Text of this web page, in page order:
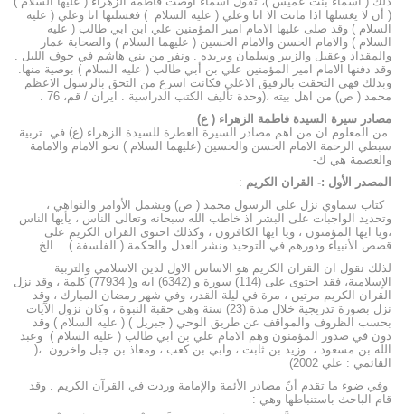
( أن لا يغسلها اذا ماتت الا انا وعلي ( عليه السلام ) فغسلتها انا وعلي ( عليه
السلام ) وقد صلى عليها الامام امير المؤمنين علي ابن ابي طالب ( عليه
السلام ) والامام الحسن والامام الحسين ( عليهما السلام ) والصحابة عمار
والمقداد وعقيل والزبير وسلمان وبريده . ونفر من بني هاشم في جوف الليل .
وقد دفنها الامام امير المؤمنين علي بن أبي طالب ( عليه السلام ) بوصية منها.
وبذلك فهي التحقت بالرفيق الاعلى فكانت اسرع من التحق بالرسول الاعظم
محمد ( ص) من اهل بيته ،(وحدة تأليف الكتب الدراسية . ايران / قم، 76 .
مصادر سيرة السيدة فاطمة الزهراء ( ع)
من المعلوم ان من اهم مصادر السيرة العطرة للسيدة الزهراء (ع) في تربية
سبطي الرحمة الامام الحسن والحسين (عليهما السلام ) نحو الامام والامامة
والعصمة هي ك-
المصدر الأول :- القران الكريم :-
كتاب سماوي نزل على الرسول محمد ( ص) ويشمل الأوامر والنواهي ،
وتحديد الواجبات على البشر اذ خاطب الله سبحانه وتعالى الناس ، يأيها الناس
،ويا ايها المؤمنون ، ويا ايها الكافرون ، وكذلك احتوى القران الكريم على
قصص الأنبياء ودورهم في التوحيد ونشر العدل والحكمة ( الفلسفة )… الخ
لذلك نقول ان القران الكريم هو الاساس الاول لدين الاسلامي والتربية
الإسلامية، فقد احتوى على (114) سورة و (6342) ايه و( 77934) كلمة ، وقد نزل
القران الكريم مرتين ، مرة في ليلة القدر، وفي شهر رمضان المبارك ، وقد
نزل بصورة تدريجية خلال مدة (23) سنة وهي حقبة النبوة ، وكان نزول الآيات
بحسب الظروف والمواقف عن طريق الوحي ( جبريل ) ( عليه السلام ) وقد
دون في صدور المؤمنون وهم الامام علي بن ابي طالب ( عليه السلام ) وعبد
الله بن مسعود ،. وزيد بن ثابت ، وابي بن كعب ، ومعاذ بن جبل واخرون ،(
القائمي : علي 2002)
وفي ضوء ما تقدم أنّ مصادر الأئمة والإمامة وردت في القرآن الكريم . وقد
قام الباحث باستنباطها وهي :-